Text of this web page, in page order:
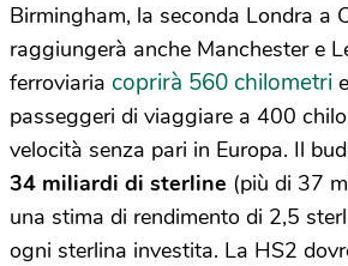
Birmingham, la seconda Londra a
raggiungerà anche Manchester e
ferroviaria coprirà 560 chilometri
passeggeri di viaggiare a 400
velocità senza pari in Europa. Il
34 miliardi di sterline (più di 37
una stima di rendimento di 2,5
ogni sterlina investita. La HS2